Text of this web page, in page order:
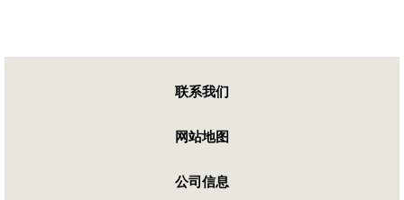
联系我们
网站地图
公司信息